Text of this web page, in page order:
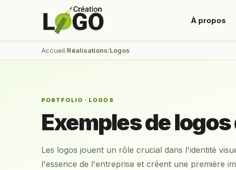
À propos
Accueil Réalisations Logos
PORTFOLIO · LOGOS
Exemples de
Les logos jouent un rôle crucial dans l'identité
l'essence de l'entreprise et créent une première